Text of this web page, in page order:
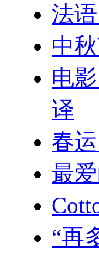
法
中
电
译
春
最
“再